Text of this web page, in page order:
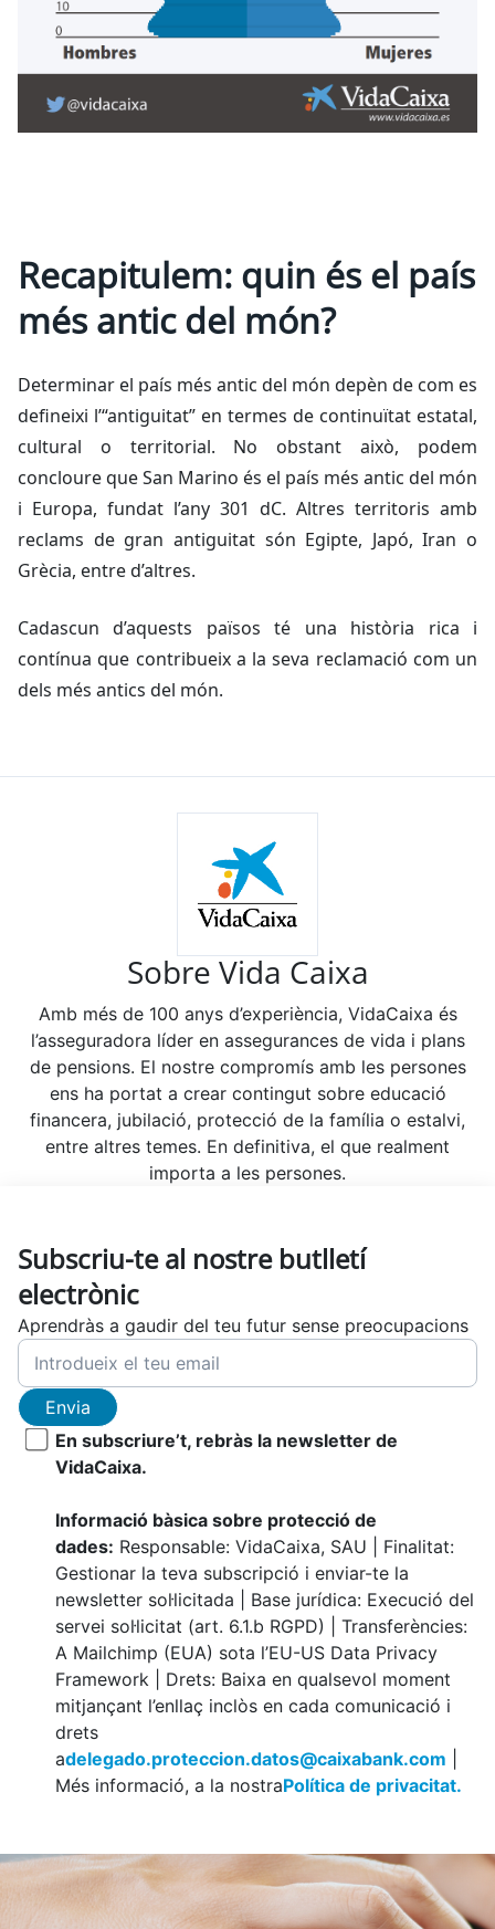
Recapitulem: quin és el país
més antic del món?
Determinar el país més antic del món depèn de com es
defineixi l’“antiguitat” en termes de continuïtat estatal,
cultural o territorial. No obstant això, podem
concloure que San Marino és el país més antic del món
i Europa, fundat l’any 301 dC. Altres territoris amb
reclams de gran antiguitat són Egipte, Japó, Iran o
Grècia, entre d’altres.
Cadascun d’aquests països té una història rica i
contínua que contribueix a la seva reclamació com un
dels més antics del món.
Sobre Vida Caixa
Amb més de 100 anys d’experiència, VidaCaixa és
l’asseguradora líder en assegurances de vida i plans
de pensions. El nostre compromís amb les persones
ens ha portat a crear contingut sobre educació
financera, jubilació, protecció de la família o estalvi,
entre altres temes. En definitiva, el que realment
importa a les persones.
Subscriu-te al nostre butlletí
electrònic
Aprendràs a gaudir del teu futur sense preocupacions
Envia
En subscriure’t, rebràs la newsletter de
VidaCaixa.
Informació bàsica sobre protecció de
dades: Responsable: VidaCaixa, SAU | Finalitat:
Gestionar la teva subscripció i enviar-te la
newsletter sol·licitada | Base jurídica: Execució del
servei sol·licitat (art. 6.1.b RGPD) | Transferències:
A Mailchimp (EUA) sota l’EU-US Data Privacy
Framework | Drets: Baixa en qualsevol moment
mitjançant l’enllaç inclòs en cada comunicació i
drets
adelegado.proteccion.datos@caixabank.com
Més informació, a la nostraPolítica de privacitat.